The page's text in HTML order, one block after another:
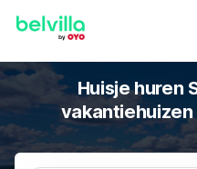
Huisje huren